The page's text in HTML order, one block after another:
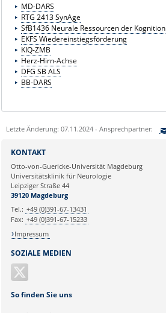
MD-DARS
RTG 2413 SynAge
SfB1436 Neurale Ressourcen der Kognition
EKFS Wiedereinstiegsförderung
KIQ-ZMB
Herz-Hirn-Achse
DFG SB ALS
BB-DARS
Letzte Änderung: 07.11.2024 - Ansprechpartner:
Ihre E-Mailadresse:
Ihr Anliegen:
SOZIALE MEDIEN
KONTAKT
Otto-von-Guericke-Universität Magdeburg
Universitätsklinik für Neurologie
Leipziger Straße 44
39120 Magdeburg
Tel.: +49 (0)391-67-13431
Fax: +49 (0)391-67-15233
Impressum
So finden Sie uns